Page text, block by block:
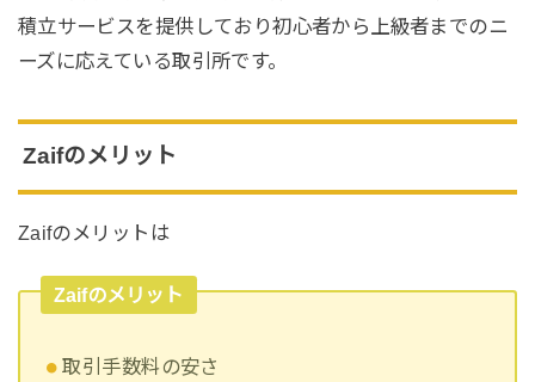
積立サービスを提供しており初心者から上級者までのニ
ーズに応えている取引所です。
Zaifのメリット
Zaifのメリットは
Zaifのメリット
取引手数料の安さ